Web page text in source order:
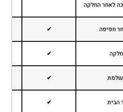
לאחר החלקה
חפיפה ✔
✔
✔
✔